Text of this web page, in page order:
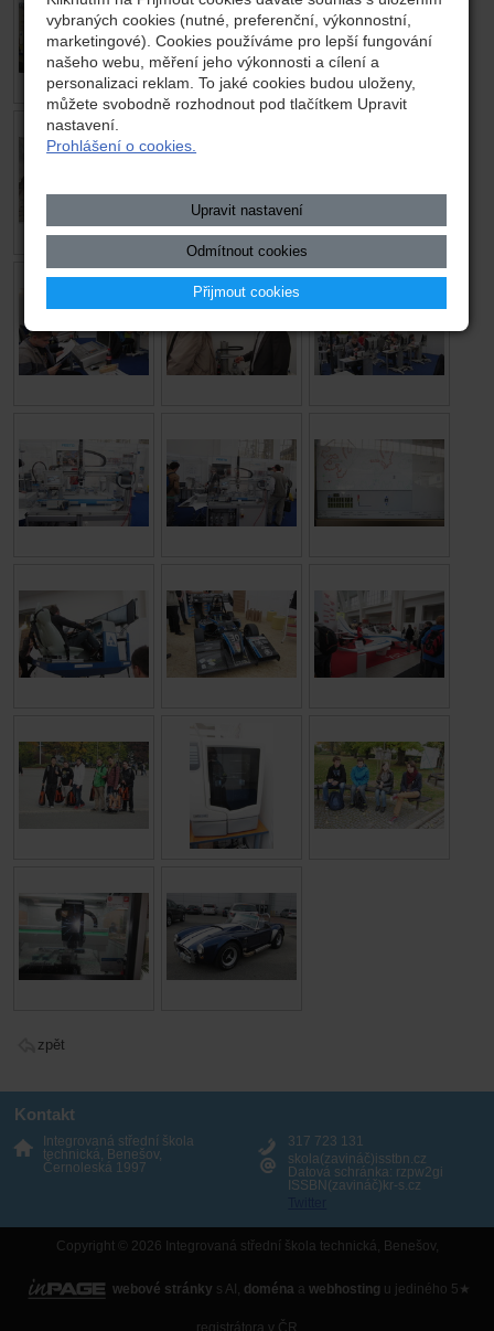
zpět
Kontakt
Integrovaná střední škola
technická, Benešov,
Černoleská 1997
317 723 131
skola(zavináč)isstbn.cz
Datová schránka: rzpw2gi
ISSBN(zavináč)kr-s.cz
Copyright © 2026 Integrovaná střední škola technická, Benešov,
webové stránky s AI, doména a webhosting u jediného 5★
registrátora v ČR
vybraných cookies (nutné, preferenční, výkonnostní,
marketingové). Cookies používáme pro lepší fungování
našeho webu, měření jeho výkonnosti a cílení a
personalizaci reklam. To jaké cookies budou uloženy,
můžete svobodně rozhodnout pod tlačítkem Upravit
nastavení.
Prohlášení o cookies.
Upravit nastavení
Odmítnout cookies
Přijmout cookies